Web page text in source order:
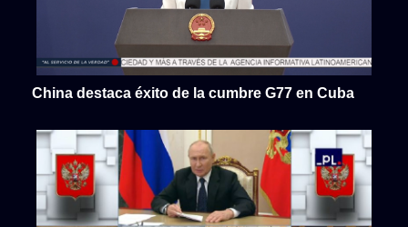
China destaca éxito de la cumbre G77 en Cuba